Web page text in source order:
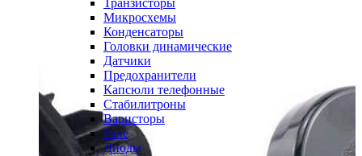
Транзисторы
Микросхемы
Конденсаторы
Головки динамические
Датчики
Предохранители
Капсюли телефонные
Стабилитроны
Варисторы
Реле
Диоды